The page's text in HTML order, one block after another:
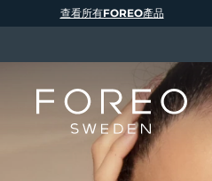
查看所有FOREO產品